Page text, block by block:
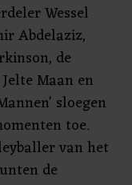
Wessel
Abdelaziz,
de
Maan en
sloegen
toe.
van het
de